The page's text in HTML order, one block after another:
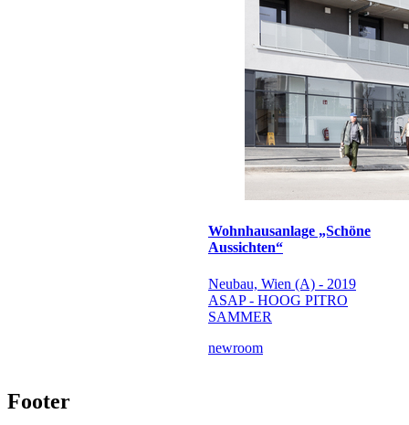
Wohnhausanlage „Schöne
Aussichten“
Neubau, Wien (A) - 2019
ASAP - HOOG PITRO
SAMMER
newroom
Footer